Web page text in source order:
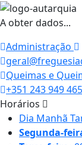
A obter dados...
Administração
Queimas e
+351 243 949 465
Horários
Dia Manhã
Segunda-